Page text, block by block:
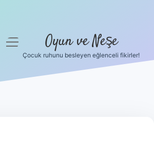
menüyü
Oyun ve Neşe
Çocuk ruhunu besleyen eğlenceli fikirler!